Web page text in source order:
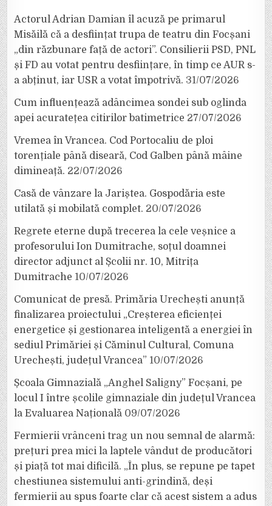
Actorul Adrian Damian îl acuză pe primarul
Misăilă că a desființat trupa de teatru din Focșani
„din răzbunare față de actori”. Consilierii PSD, PNL
și FD au votat pentru desființare, în timp ce AUR s-
a abținut, iar USR a votat împotrivă. 31/07/2026
Cum influențează adâncimea sondei sub oglinda
apei acuratețea citirilor batimetrice 27/07/2026
Vremea în Vrancea. Cod Portocaliu de ploi
torențiale până diseară, Cod Galben până mâine
dimineață. 22/07/2026
Casă de vânzare la Jariștea. Gospodăria este
utilată și mobilată complet. 20/07/2026
Regrete eterne după trecerea la cele veșnice a
profesorului Ion Dumitrache, soțul doamnei
director adjunct al Școlii nr. 10, Mitrița
Dumitrache 10/07/2026
Comunicat de presă. Primăria Urechești anunță
finalizarea proiectului „Creșterea eficienței
energetice și gestionarea inteligentă a energiei în
sediul Primăriei și Căminul Cultural, Comuna
Urechești, județul Vrancea” 10/07/2026
Școala Gimnazială „Anghel Saligny” Focșani, pe
locul I între școlile gimnaziale din județul Vrancea
la Evaluarea Națională 09/07/2026
Fermierii vrânceni trag un nou semnal de alarmă:
prețuri prea mici la laptele vândut de producători
și piață tot mai dificilă. „În plus, se repune pe tapet
chestiunea sistemului anti-grindină, deși
fermierii au spus foarte clar că acest sistem a adus